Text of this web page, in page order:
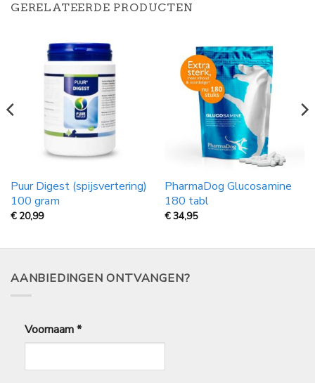
GERELATEERDE PRODUCTEN
Puur Digest (spijsvertering)
100 gram
€ 20,99
PharmaDog Glucosamine
180 tabl
€34,95
AANBIEDINGEN ONTVANGEN?
Voornaam*